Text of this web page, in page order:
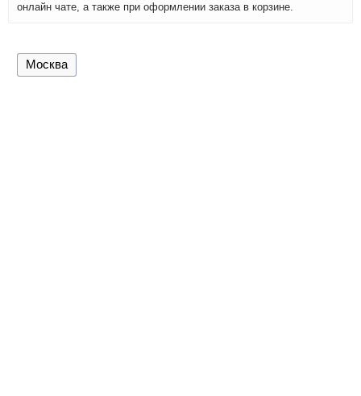
онлайн чате, а также при оформлении заказа в корзине.
Москва